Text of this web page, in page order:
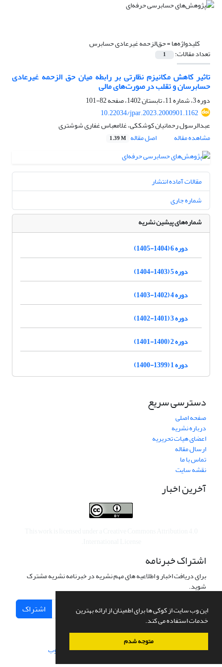
این وب سایت از کوکی ها برای اطمینان از ارائه بهترین
خدمات استفاده می کند.
متوجه شدم
کلیدواژه‌ها =حق‌الزحمه غیرعادی حسابرس
تعداد مقالات: 1
تاثیر کاهش مکانیزم نظارتی بر رابطه میان حق الزحمه غیرعادی
حسابرسان و تقلب در صورت‌های مالی
دوره 3، شماره 11، تابستان 1402، صفحه
82-101
10.22034/jpar.2023.2000901.1162
عبدالرسول رحمانیان کوشککی، غلامعباس غفاری شوشتری
مشاهده مقاله
اصل مقاله 1.39 M
مقالات آماده انتشار
شماره جاری
شماره‌های پیشین نشریه
دوره 6 (1404-1405)
دوره 5 (1403-1404)
دوره 4 (1402-1403)
دوره 3 (1401-1402)
دوره 2 (1400-1401)
دوره 1 (1399-1400)
دسترسی سریع
صفحه اصلی
درباره نشریه
اعضای هیات تحریریه
ارسال مقاله
تماس با ما
نقشه سایت
آخرین اخبار
اشتراک خبرنامه
برای دریافت اخبار و اطلاعیه های مهم نشریه در خبرنامه نشریه مشترک
شوید.
اشتراک
سامانه مدیریت نشریات علمی.طراحی و پیاده سازی از سیناوب